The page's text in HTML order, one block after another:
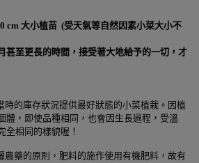
cm 大小植苗 (受天氣等自然因素小菜大小不
甚至更長的時間，接受著大地給予的一切，才
時的庫存狀況提供最好狀態的小菜植栽。因植
體，即使品種相同，也會因生長過程，受溫
全相同的樣貌喔！
農藥的原則，肥料的施作使用有機肥料，故有